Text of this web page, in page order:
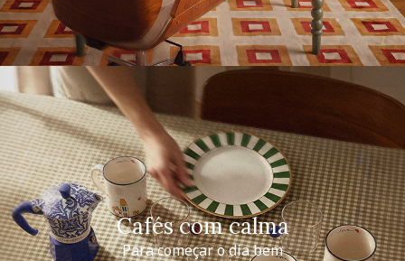
Cafés com calma
Para começar o dia bem